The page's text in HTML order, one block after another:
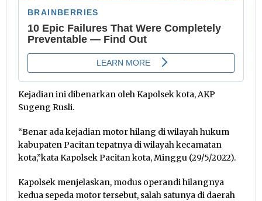
Kejadian ini dibenarkan oleh Kapolsek kota, AKP
Sugeng Rusli.
“Benar ada kejadian motor hilang di wilayah hukum
kabupaten Pacitan tepatnya di wilayah kecamatan
kota,”kata Kapolsek Pacitan kota, Minggu (29/5/2022).
Kapolsek menjelaskan, modus operandi hilangnya
kedua sepeda motor tersebut, salah satunya di daerah